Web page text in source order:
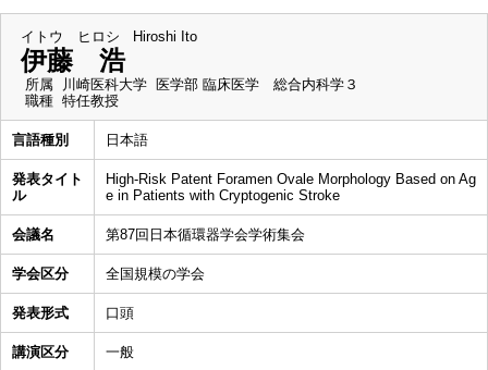
イトウ ヒロシ Hiroshi Ito
伊藤 浩
所属
川崎医科大学 医学部 臨床医学 総合内科学３
職種 特任教授
言語種別 日本語
発表タイト
ル
High-Risk Patent Foramen Ovale Morphology Based on Ag
e in Patients with Cryptogenic Stroke
会議名 第87回日本循環器学会学術集会
学会区分 全国規模の学会
発表形式 口頭
講演区分 一般